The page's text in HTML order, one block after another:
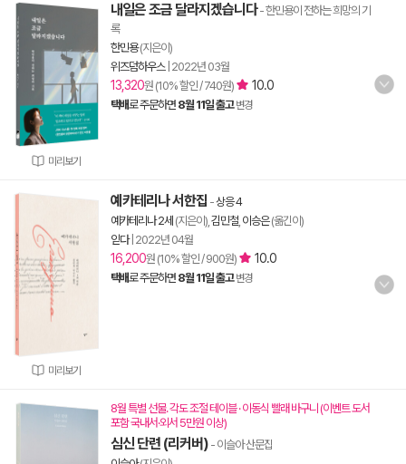
미리보기
내일은 조금 달라지겠습니다- 한민용이 전하는 희망의 기
록
한민용(지은이)
위즈덤하우스| 2022년 03월
13,320원 (10% 할인 / 740원) 10.0
택배로 주문하면 8월 11일 출고 변경
미리보기
예카테리나 서한집 -상응 4
예카테리나 2세 (지은이), 김민철 이승은(옮긴이)
읻다| 2022년 04월
16,200원 (10% 할인 / 900원) 10.0
택배로 주문하면 8월 11일 출고 변경
8월 특별 선물. 각도 조절 테이블 · 이동식 빨래 바구니 (이벤트 도서
포함 국내서·외서 5만원 이상)
심신 단련 (리커버) - 이슬아 산문집